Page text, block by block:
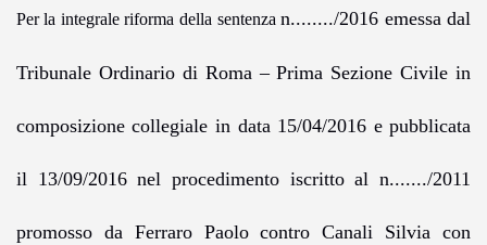
Per la integrale riforma della sentenzan......../2016 emessa dal
Tribunale Ordinario di Roma – Prima Sezione Civile in
composizione collegiale in data 15/04/2016 epubblicata
il 13/09/2016 nel procedimento iscritto al n......./2011
promosso da Ferraro Paolo contro Canali Silvia con